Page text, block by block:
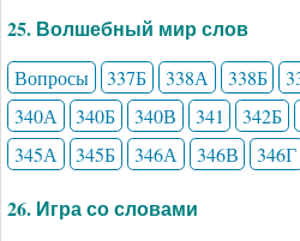
25. Волшебный мир слов
Вопросы 337Б 338А 338Б
340А
340Б 340В 341 342Б
345А
345Б 346А 346В 346Г
26. Игра со словами